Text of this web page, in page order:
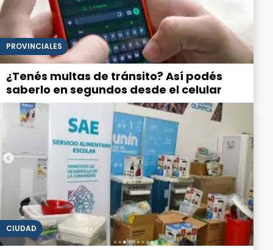
PROVINCIALES
¿Tenés multas de tránsito? Así podés
saberlo en segundos desde el celular
CIUDAD